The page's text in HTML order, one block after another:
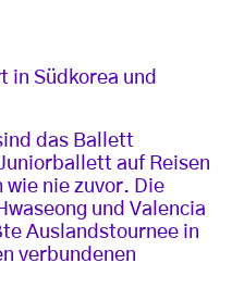
in Südkorea und
das Ballett
auf Reisen
wie nie zuvor. Die
und Valencia
Auslandstournee in
verbundenen